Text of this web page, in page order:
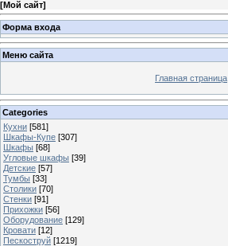
[Мой сайт]
Форма входа
Меню сайта
Главная страница
Categories
Кухни [581]
Шкафы-Купе [307]
Шкафы [68]
Угловые шкафы [39]
Детские [57]
Тумбы [33]
Столики [70]
Стенки [91]
Прихожки [56]
Оборудование [129]
Кровати [12]
Пескоструй [1219]